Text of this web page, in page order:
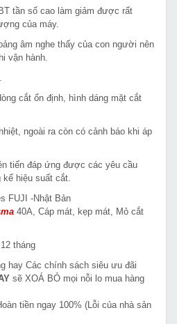
tần số cao làm giảm được rất
của máy.
âm nghe thấy của con người nên
vận hành.
cắt ổn định, hình dáng mặt cắt
ngoài ra còn có cảnh báo khi áp
tiến đáp ứng được các yêu cầu
hiệu suất cắt.
FUJI -Nhật Bản
40A, Cáp mát, kẹp mát, Mỏ cắt
tháng
hay Các chính sách siêu ưu đãi
sẽ XOÁ BỎ mọi nỗi lo mua hàng
tiền ngay 100% (Lỗi của nhà sản